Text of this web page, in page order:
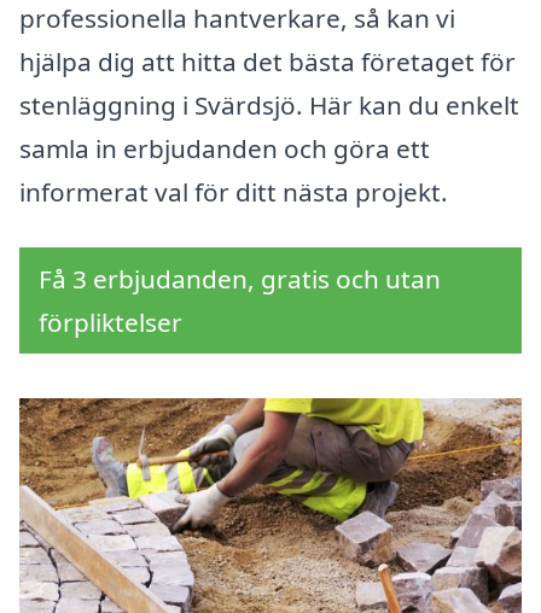
professionella hantverkare, så kan vi
hjälpa dig att hitta det bästa företaget för
stenläggning i Svärdsjö. Här kan du enkelt
samla in erbjudanden och göra ett
informerat val för ditt nästa projekt.
Få 3 erbjudanden, gratis och utan
förpliktelser